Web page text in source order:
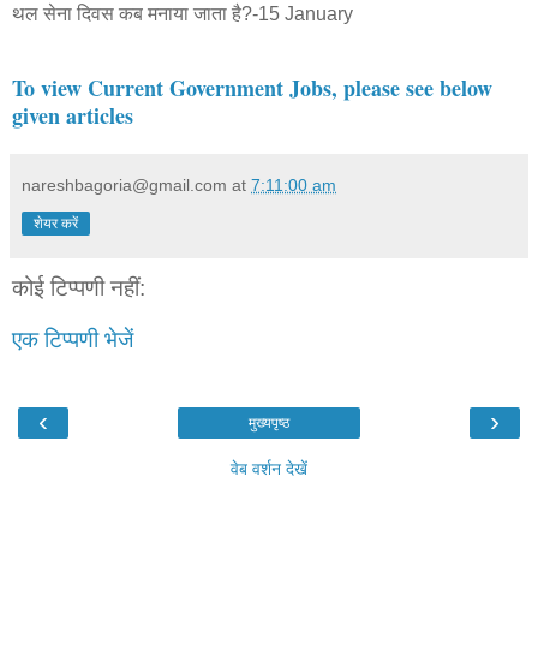
थल सेना दिवस कब मनाया जाता है?-15 January
To view Current Government Jobs, please see below
given articles
nareshbagoria@gmail.com at 7:11:00 am
शेयर करें
कोई टिप्पणी नहीं:
एक टिप्पणी भेजें
‹ ›
मुख्यपृष्ठ
वेब वर्शन देखें